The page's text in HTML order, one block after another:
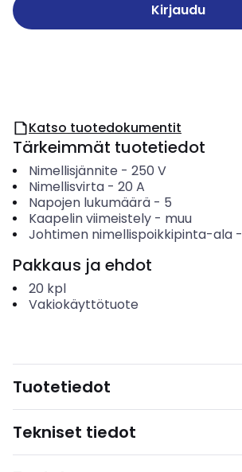
Kirjaudu
Katso tuotedokumentit
Tärkeimmät tuotetiedot
Nimellisjännite - 250 V
Nimellisvirta- 20 A
Napojen lukumäärä- 5
Kaapelin viimeistely- muu
Johtimen nimellispoikkipinta-ala-
Pakkaus ja ehdot
20 kpl
Vakiokäyttötuote
Tuotetiedot
Tekniset tiedot